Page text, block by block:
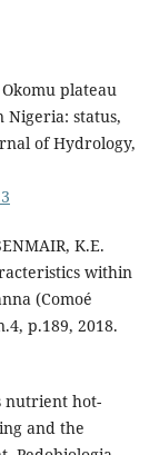
Okomu plateau
Nigeria: status,
of Hydrology,
K.E.
within
(Comoé
p.189, 2018.
nutrient hot-
and the